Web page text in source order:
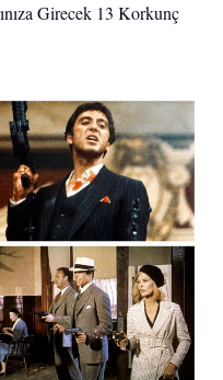
Girecek 13 Korkunç